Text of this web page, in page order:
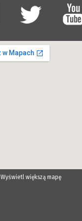
Wyświetl większą mapę